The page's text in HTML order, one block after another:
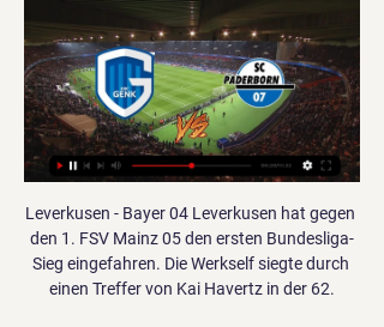
Leverkusen - Bayer 04 Leverkusen hat gegen
den 1. FSV Mainz 05 den ersten Bundesliga-
Sieg eingefahren. Die Werkself siegte durch
einen Treffer von Kai Havertz in der 62.